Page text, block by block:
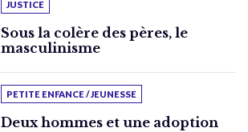
JUSTICE
Sous la colère des pères, le
masculinisme
PETITE ENFANCE / JEUNESSE
Deux hommes et une adoption